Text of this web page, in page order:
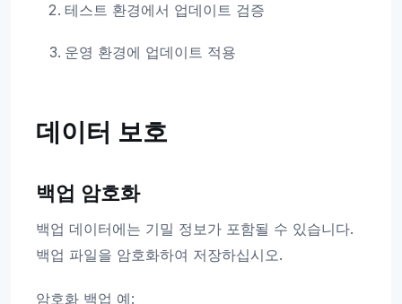
테스트 환경에서 업데이트 검증
운영 환경에 업데이트 적용
데이터 보호
백업 암호화
백업 데이터에는 기밀 정보가 포함될 수 있습니다.
백업 파일을 암호화하여 저장하십시오.
암호화 백업 예: